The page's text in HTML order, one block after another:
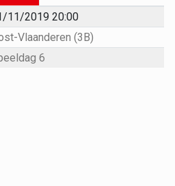
11/2019 20:00
Vlaanderen (3B)
6